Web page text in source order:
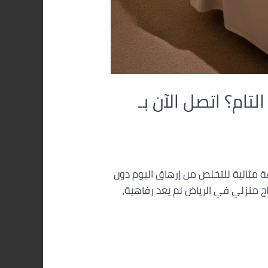
اتصل الآن بـ
مثالية للتخلص من إرهاق اليوم دون
منزلي في الرياض لم يعد رفاهية،